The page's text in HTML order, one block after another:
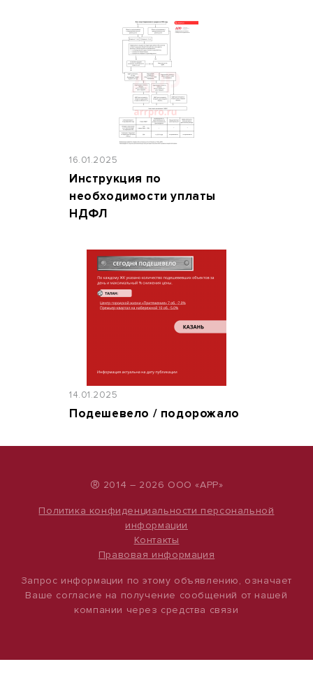
16.01.2025
Инструкция по
необходимости уплаты
НДФЛ
14.01.2025
Подешевело / подорожало
® 2014 – 2026 ООО «АРР»
Политика конфиденциальности персональной
информации
Контакты
Правовая информация
Запрос информации по этому объявлению, означает
Ваше согласие на получение сообщений от нашей
компании через средства связи